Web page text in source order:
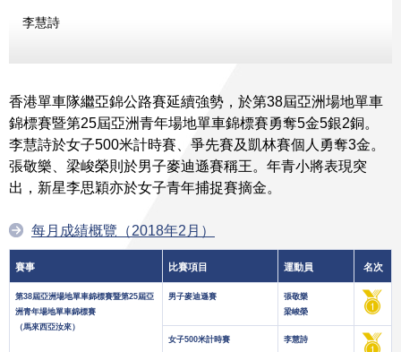
李慧詩
香港單車隊繼亞錦公路賽延續強勢，於第38屆亞洲場地單車
錦標賽暨第25屆亞洲青年場地單車錦標賽勇奪5金5銀2銅。
李慧詩於女子500米計時賽、爭先賽及凱林賽個人勇奪3金。
張敬樂、梁峻榮則於男子麥迪遜賽稱王。年青小將表現突
出，新星李思穎亦於女子青年捕捉賽摘金。
每月成績概覽（2018年2月）
賽事 比賽項目 運動員 名次
第38屆亞洲場地單車錦標賽暨第25屆亞
洲青年場地單車錦標賽
（馬來西亞汝來）
男子麥迪遜賽
張敬樂
梁峻榮
女子500米計時賽 李慧詩